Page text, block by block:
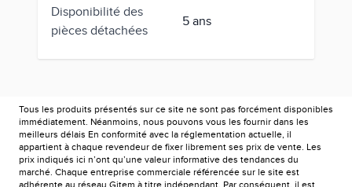
Disponibilité des
pièces détachées
5 ans
Tous les produits présentés sur ce site ne sont pas forcément disponibles
immédiatement. Néanmoins, nous pouvons vous les fournir dans les
meilleurs délais En conformité avec la réglementation actuelle, il
appartient à chaque revendeur de fixer librement ses prix de vente. Les
prix indiqués ici n’ont qu’une valeur informative des tendances du
marché. Chaque entreprise commerciale référencée sur le site est
adhérente au réseau Gitem à titre indépendant. Par conséquent, il est